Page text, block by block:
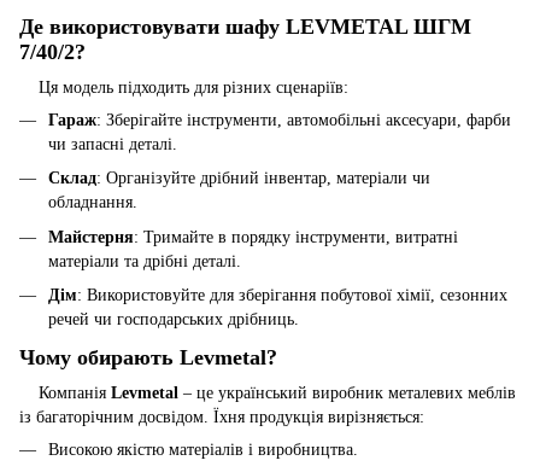
Де використовувати шафу LEVMETAL ШГМ
7/40/2?
Ця модель підходить для різних сценаріїв:
Гараж: Зберігайте інструменти, автомобільні аксесуари, фарби
чи запасні деталі.
Склад: Організуйте дрібний інвентар, матеріали чи
обладнання.
Майстерня: Тримайте в порядку інструменти, витратні
матеріали та дрібні деталі.
Дім: Використовуйте для зберігання побутової хімії, сезонних
речей чи господарських дрібниць.
Чому обирають Levmetal?
Компанія Levmetal – це український виробник металевих меблів
із багаторічним досвідом. Їхня продукція вирізняється:
Високою якістю матеріалів і виробництва.